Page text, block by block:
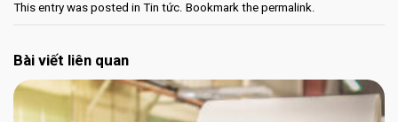
This entry was posted in Tin tức. Bookmark the permalink.
Bài viết liên quan